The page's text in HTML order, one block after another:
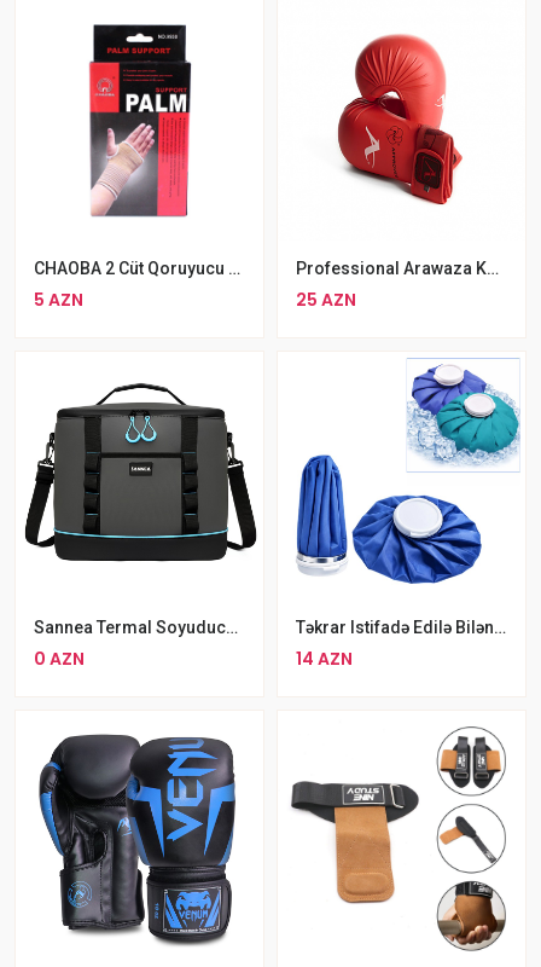
CHAOBA 2 Cüt Qoruyucu Bilək Və Ovuc İçi Qoruyucu
5 AZN
Professional Arawaza Karate Əlcəyi WKF Qırmızı
25 AZN
Sannea Termal Soyuducu Çanta
0 AZN
Təkrar Istifadə Edilə Bilən Isti Və Soyuq Kompress Buz Qabı
14 AZN